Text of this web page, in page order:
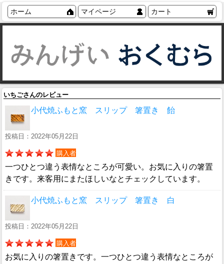
ホーム マイページ カート
いちごさんのレビュー
小代焼ふもと窯 スリップ 箸置き 飴
投稿日：2022年05月22日
購入者
一つひとつ違う表情なところが可愛い。お気に入りの箸置
きです。来客用にまたほしいなとチェックしています。
小代焼ふもと窯 スリップ 箸置き 白
投稿日：2022年05月22日
購入者
お気に入りの箸置きです。一つひとつ違う表情なところが